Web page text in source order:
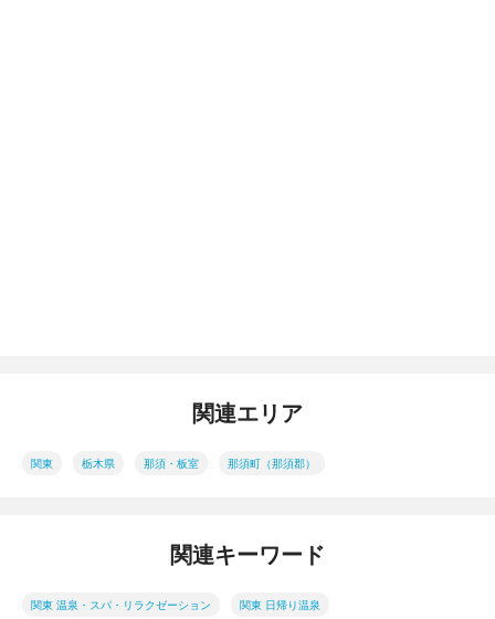
関連エリア
関東 栃木県 那須・板室 那須町（那須郡）
関連キーワード
関東 温泉・スパ・リラクゼーション 関東 日帰り温泉